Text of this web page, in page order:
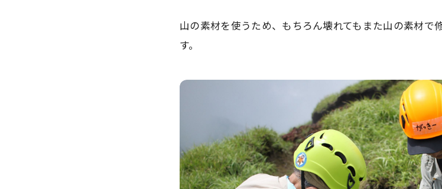
山の素材を使うため、もちろん壊れてもまた山の素材で
す。